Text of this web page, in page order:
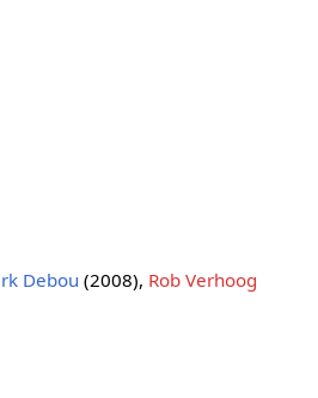
Debou (2008), Rob Verhoog